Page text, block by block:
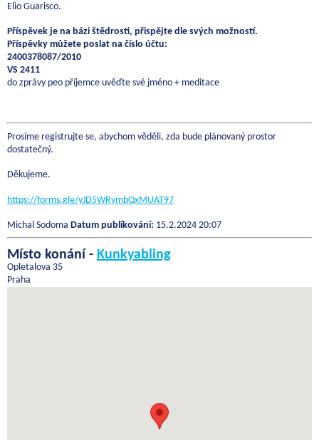
Elio Guarisco.
Příspěvek je na bázi štědrosti, přispějte dle svých možností.
Příspěvky můžete poslat na číslo účtu:
2400378087/2010
VS 2411
do zprávy peo příjemce uvěďte své jméno + meditace
Prosíme registrujte se, abychom věděli, zda bude plánovaný prostor
dostatečný.
Děkujeme.
https://forms.gle/yJD5WRymbQxMUAT97
Michal Sodoma Datum publikování: 15.2.2024 20:07
Místo konání - Kunkyabling
Opletalova 35
Praha